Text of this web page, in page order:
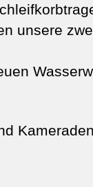
unsere